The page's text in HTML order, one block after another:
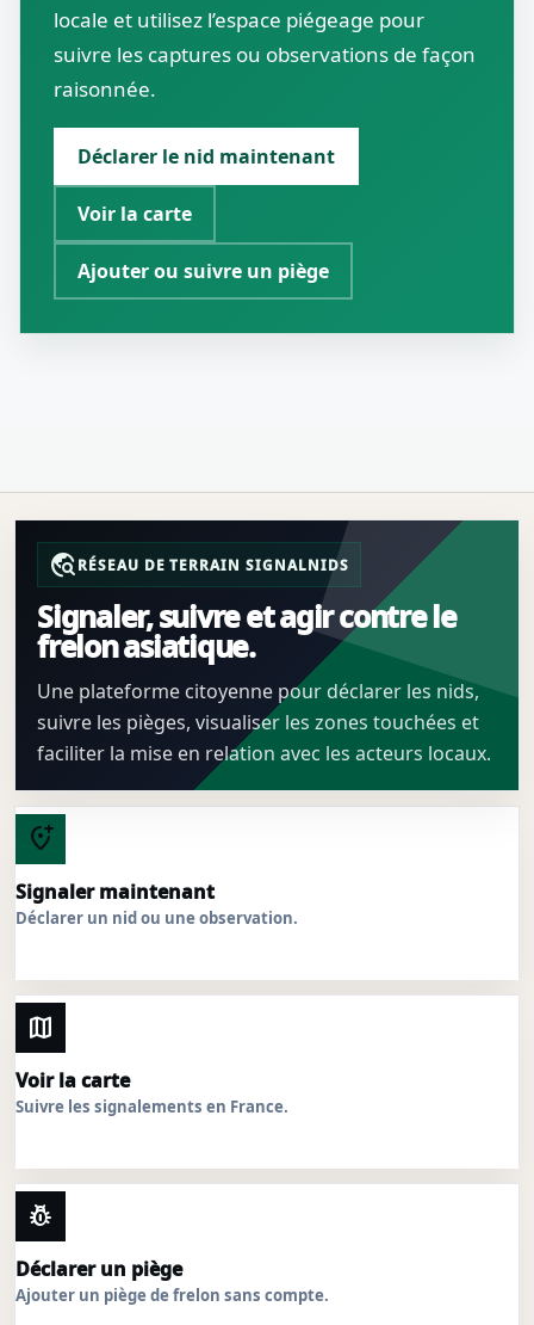
locale et utilisez l’espace piégeage pour
suivre les captures ou observations de façon
raisonnée.
Déclarer le nid maintenant
Voir la carte
Ajouter ou suivre un piège
travel_exploreRÉSEAU DE TERRAIN SIGNALNIDS
Signaler, suivre et agir contre le
frelon asiatique.
Une plateforme citoyenne pour déclarer les nids,
suivre les pièges, visualiser les zones touchées et
faciliter la mise en relation avec les acteurs locaux.
add_location_alt
Signaler maintenant
Déclarer un nid ou une observation.
map
Voir la carte
Suivre les signalements en France.
pest_control
Déclarer un piège
Ajouter un piège de frelon sans compte.